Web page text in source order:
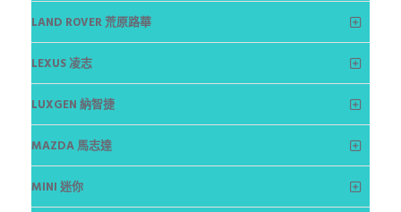
LAND ROVER 荒原路華
LEXUS 凌志
LUXGEN 納智捷
MAZDA 馬志達
MINI 迷你